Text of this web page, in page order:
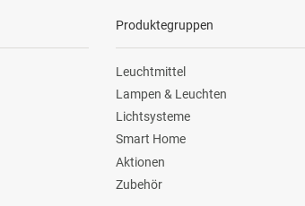
Produktegruppen
Leuchtmittel
Lampen & Leuchten
Lichtsysteme
Smart Home
Aktionen
Zubehör